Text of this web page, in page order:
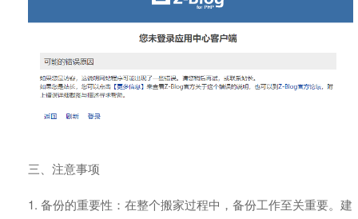
三、注意事项
1. 备份的重要性：在整个搬家过程中，备份工作至关重要。建